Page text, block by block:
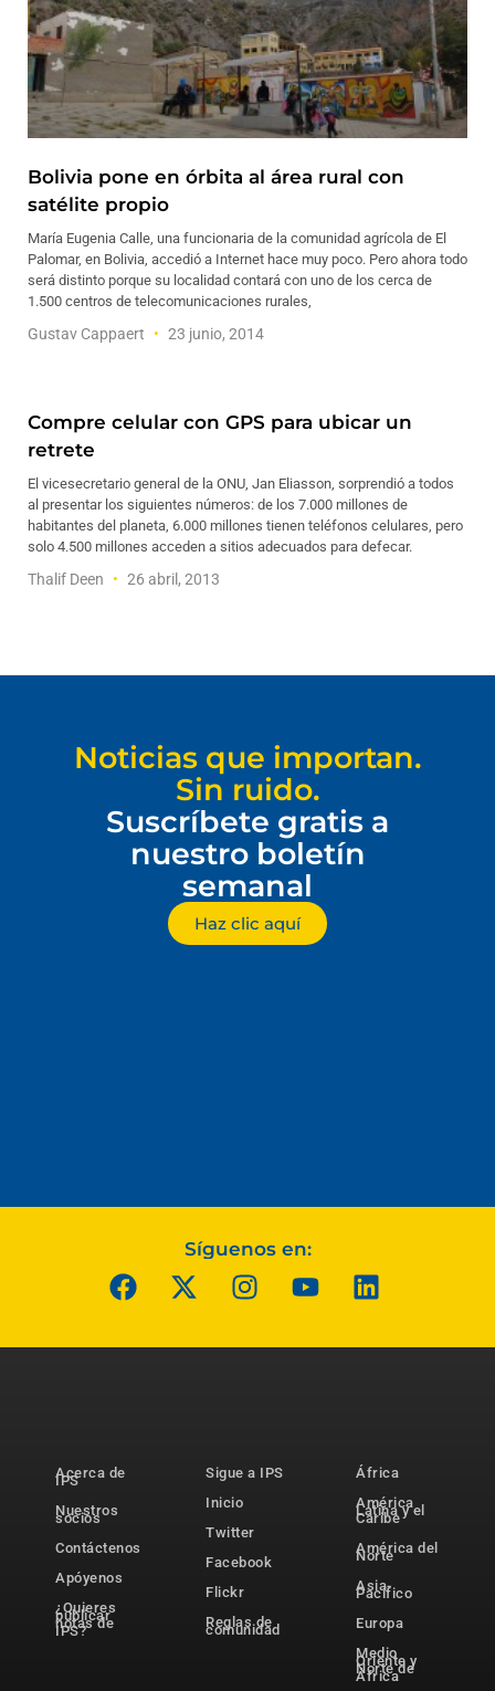
Bolivia pone en órbita al área rural con
satélite propio
María Eugenia Calle, una funcionaria de la comunidad agrícola de El
Palomar, en Bolivia, accedió a Internet hace muy poco. Pero ahora todo
será distinto porque su localidad contará con uno de los cerca de
1.500 centros de telecomunicaciones rurales,
Gustav Cappaert 23 junio, 2014
Compre celular con GPS para ubicar un
retrete
El vicesecretario general de la ONU, Jan Eliasson, sorprendió a todos
al presentar los siguientes números: de los 7.000 millones de
habitantes del planeta, 6.000 millones tienen teléfonos celulares, pero
solo 4.500 millones acceden a sitios adecuados para defecar.
Thalif Deen 26 abril, 2013
Noticias que importan.
Sin ruido.
Suscríbete gratis a
nuestro boletín
semanal
Haz clic aquí
Síguenos en:
Acerca de
IPS
Nuestros
socios
Contáctenos
Apóyenos
¿Quieres
publicar
notas de
IPS?
Sigue a IPS
Inicio
Twitter
Facebook
Flickr
Reglas de
comunidad
África
América
Latina y el
Caribe
América del
Norte
Asia-
Pacífico
Europa
Medio
Oriente y
Norte de
África